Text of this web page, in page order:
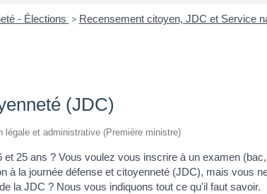
- Élections > Recensement citoyen, JDC et Service
(JDC)
légale et administrative (Première ministre)
25 ans ? Vous voulez vous inscrire à un examen
à la journée défense et citoyenneté (JDC), mais vous
la JDC ? Nous vous indiquons tout ce qu'il faut savoir.